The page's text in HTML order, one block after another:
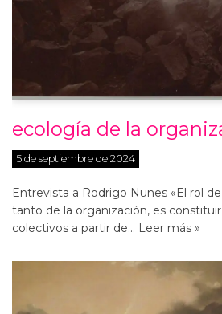
ecología de la
5 de septiembre de 2024
Entrevista a Rodrigo Nunes «El rol
tanto de la organización, es
colectivos a partir de… Leer más »